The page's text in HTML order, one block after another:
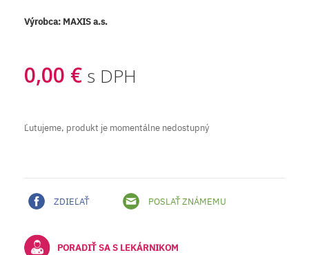
Výrobca: MAXIS a.s.
0,00 € s DPH
Ľutujeme, produkt je momentálne nedostupný
ZDIEĽAŤ POSLAŤ ZNÁMEMU
PORADIŤ SA S LEKÁRNIKOM